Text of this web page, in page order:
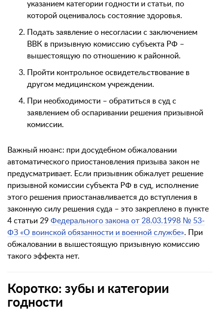
указанием категории годности и статьи, по
которой оценивалось состояние здоровья.
Подать заявление о несогласии с заключением
ВВК в призывную комиссию субъекта РФ –
вышестоящую по отношению к районной.
Пройти контрольное освидетельствование в
другом медицинском учреждении.
При необходимости – обратиться в суд с
заявлением об оспаривании решения призывной
комиссии.
Важный нюанс: при досудебном обжаловании
автоматического приостановления призыва закон не
предусматривает. Если призывник обжалует решение
призывной комиссии субъекта РФ в суд, исполнение
этого решения приостанавливается до вступления в
законную силу решения суда – это закреплено в пункте
4 статьи 29 Федерального закона от 28.03.1998 № 53-
ФЗ «О воинской обязанности и военной службе». При
обжаловании в вышестоящую призывную комиссию
такого эффекта нет.
Коротко: зубы и категории
годности